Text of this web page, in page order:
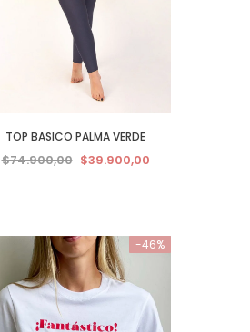
TOP BASICO PALMA VERDE
$74.900,00 $39.900,00
-46%